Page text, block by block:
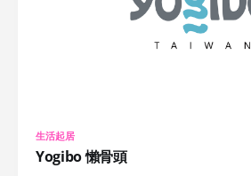
生活起居
Yogibo 懶骨頭